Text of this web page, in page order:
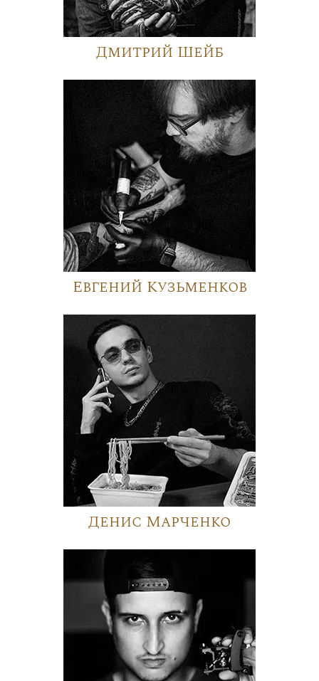
Дмитрий Шейб
Евгений Кузьменков
Денис Марченко